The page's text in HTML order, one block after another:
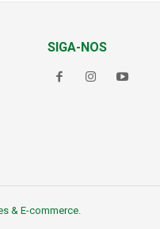
SIGA-NOS
& E-commerce.